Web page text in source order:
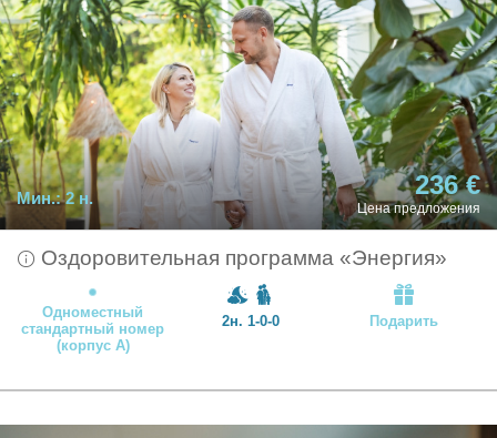
Мин.: 2 н. 236 €
Цена предложения
Оздоровительная программа «Энергия»
Подарить
Одноместный
стандартный номер
(корпус А)
2н. 1-0-0